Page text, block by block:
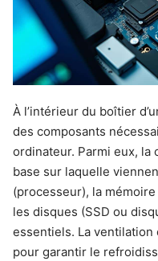
À l’intérieur du boîtier
des composants
ordinateur. Parmi eux, la
base sur laquelle
(processeur), la
les disques (SSD ou
essentiels. La
pour garantir le